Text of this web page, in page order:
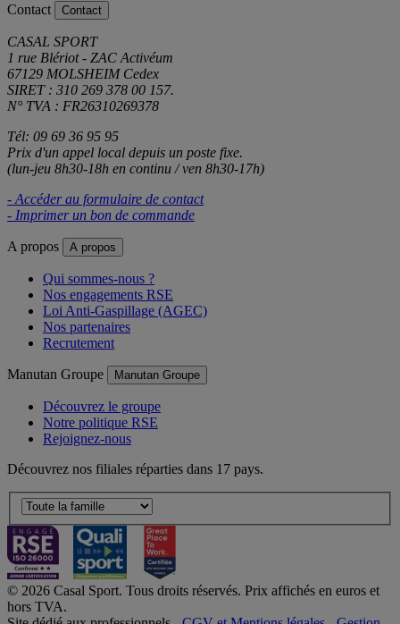
Contact Contact
CASAL SPORT
1 rue Blériot - ZAC Activéum
67129 MOLSHEIM Cedex
SIRET : 310 269 378 00 157.
N° TVA : FR26310269378
Tél: 09 69 36 95 95
Prix d'un appel local depuis un poste fixe.
(lun-jeu 8h30-18h en continu / ven 8h30-17h)
- Accéder au formulaire de contact
- Imprimer un bon de commande
A propos A propos
Qui sommes-nous ?
Nos engagements RSE
Loi Anti-Gaspillage (AGEC)
Nos partenaires
Recrutement
Manutan Groupe Manutan Groupe
Découvrez le groupe
Notre politique RSE
Rejoignez-nous
Découvrez nos filiales réparties dans 17 pays.
© 2026 Casal Sport. Tous droits réservés. Prix affichés en euros et
hors TVA.